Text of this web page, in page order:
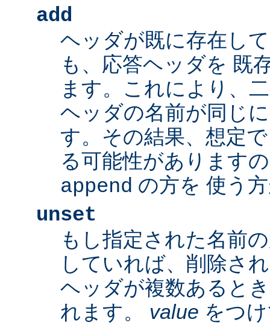
add
ヘッダが既に存在し
も、応答ヘッダを 既
ます。これにより、
ヘッダの名前が同じ
す。その結果、想定
る可能性があります
append の方を 使う
unset
もし指定された名前
していれば、削除さ
ヘッダが複数あると
れます。 value をつ